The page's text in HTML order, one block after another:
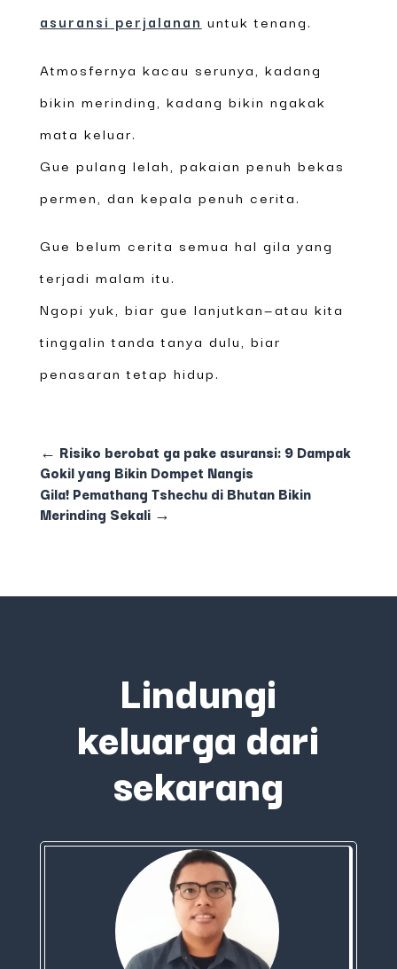
asuransi perjalanan untuk tenang.
Atmosfernya kacau serunya, kadang
bikin merinding, kadang bikin ngakak
mata keluar.
Gue pulang lelah, pakaian penuh bekas
permen, dan kepala penuh cerita.
Gue belum cerita semua hal gila yang
terjadi malam itu.
Ngopi yuk, biar gue lanjutkan—atau kita
tinggalin tanda tanya dulu, biar
penasaran tetap hidup.
← Risiko berobat ga pake asuransi: 9 Dampak
Gokil yang Bikin Dompet Nangis
Gila! Pemathang Tshechu di Bhutan Bikin
Merinding Sekali→
Lindungi
keluarga dari
sekarang